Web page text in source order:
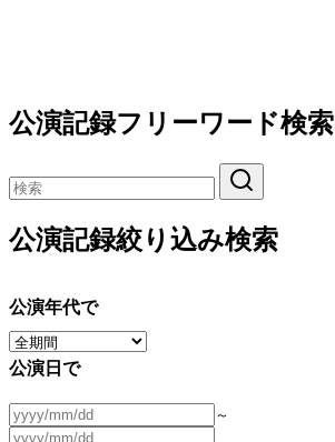
公演記録フリーワード検索
公演記録絞り込み検索
公演年代で
公演日で
～